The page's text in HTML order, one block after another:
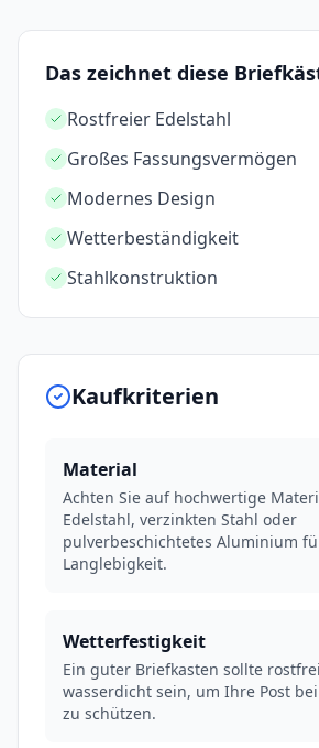
Das zeichnet diese
Rostfreier Edelstahl
Großes Fassungsvermögen
Modernes Design
Wetterbeständigkeit
Stahlkonstruktion
Kaufkriterien
Material
Achten Sie auf hochwertige
Edelstahl, verzinkten Stahl oder
pulverbeschichtetes Aluminium
Langlebigkeit.
Wetterfestigkeit
Ein guter Briefkasten sollte
wasserdicht sein, um Ihre Post
zu schützen.